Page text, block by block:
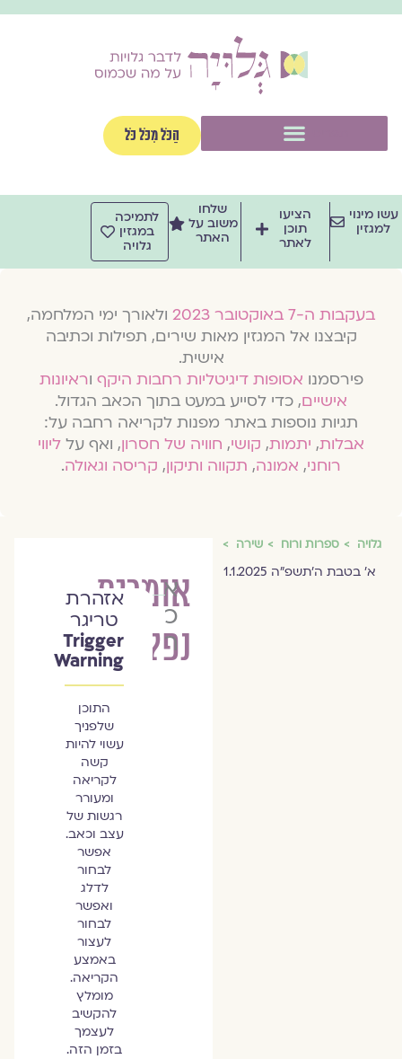
הַכֹּל מִכֹּל כֹּל
מינוי
למגזין
הציעו
תוכן
לאתר
שלחו
משוב על
האתר
לתמיכה
במגזין
גלויה
בעקבות ה-7 באוקטובר 2023
ולאורך ימי המלחמה,
קיבצנו אל המגזין מאות שירים, תפילות וכתיבה
אישית.
פירסמנואסופות דיגיטליות רחבות היקףוראיונות
אישיים, כדי לסייע במעט בתוך הכאב הגדול.
תגיות נוספות באתר מפנות לקריאה רחבה על:
אבלות,יתמות,קושי,חוויה של חסרון, ואף עלליווי
רוחני,אמונה,תקווה ותיקון,קריסה וגאולה.
גלויה ספרות ורוח שירה
א׳ בטבת ה׳תשפ״ה 1.1.2025
אומרים,
נפלו
אורית
כרמל
רפאלי
אזהרת
טריגר
Trigger
Warning
התוכן
שלפניך
עשוי להיות
קשה
לקריאה
ומעורר
רגשות של
עצב וכאב.
אפשר
לבחור
לדלג
ואפשר
לבחור
לעצור
באמצע
הקריאה.
מומלץ
להקשיב
לעצמך
בזמן הזה.